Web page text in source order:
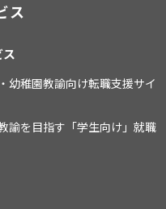
ス
幼稚園教諭向け転職支援サイ
諭を目指す「学生向け」就職